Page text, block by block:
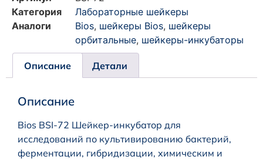
Категория
Лабораторные шейкеры
Аналоги
Bios, шейкеры Bios, шейкеры
орбитальные, шейкеры-инкубаторы
Описание Детали
Описание
Bios BSI-72 Шейкер-инкубатор для
исследований по культивированию бактерий,
ферментации, гибридизации, химическим и